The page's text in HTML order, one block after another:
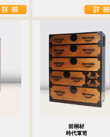
前桐材
時代箪笥